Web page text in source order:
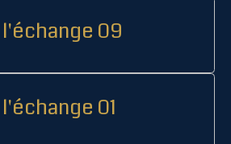
Doubles à l'échange 09
01